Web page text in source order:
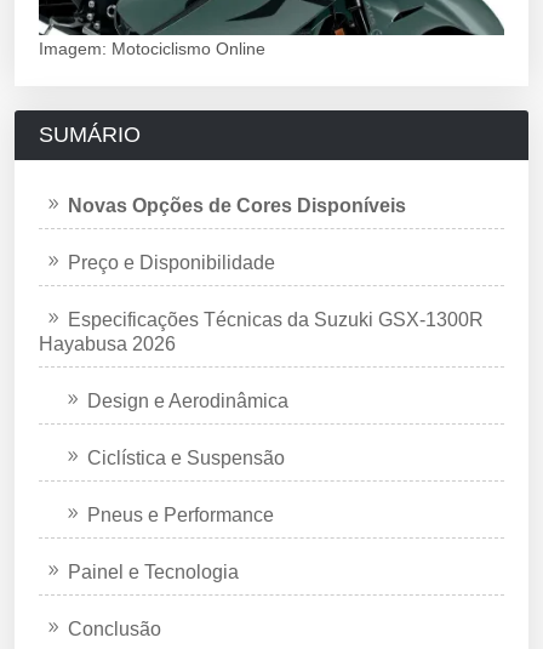
Imagem: Motociclismo Online
SUMÁRIO
Novas Opções de Cores Disponíveis
Preço e Disponibilidade
Especificações Técnicas da Suzuki GSX-1300R
Hayabusa 2026
Design e Aerodinâmica
Ciclística e Suspensão
Pneus e Performance
Painel e Tecnologia
Conclusão